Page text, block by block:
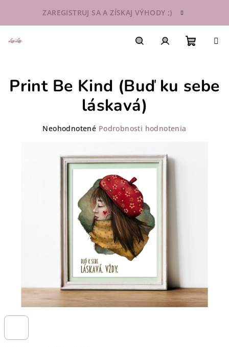
obsah
ZAREGISTRUJ SA A ZÍSKAJ VÝHODY ;)
košík
Print Be Kind (Buď ku sebe
láskavá)
Priemerné
hviezdičiek.
Neohodnotené Podrobnosti hodnotenia